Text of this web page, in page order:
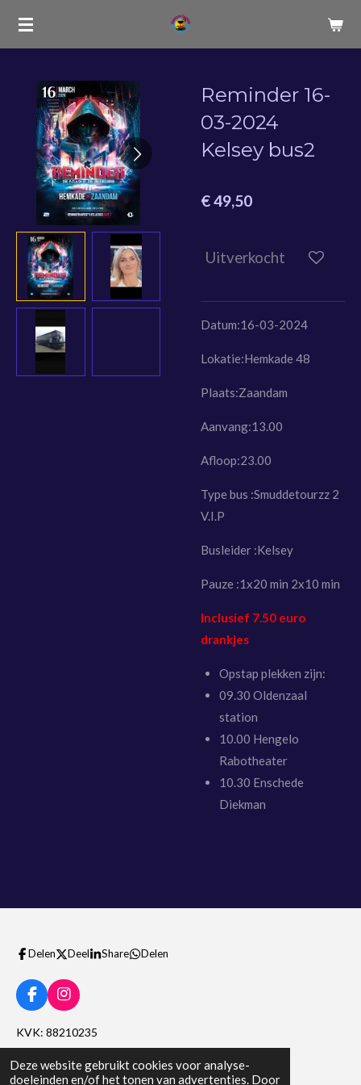
Deze website gebruikt cookies voor analyse-
doeleinden en/of het tonen van advertenties. Door
Ga
hoofdinhoud
Reminder 16-
03-2024
Kelsey bus2
€ 49,50
Uitverkocht
Datum:16-03-2024
Lokatie:Hemkade 48
Plaats:Zaandam
Aanvang:13.00
Afloop:23.00
Type bus :Smuddetourzz 2
V.I.P
Busleider :Kelsey
Pauze :1x20 min 2x10 min
Inclusief 7.50 euro
drankjes
Opstap plekken zijn:
09.30 Oldenzaal
station
10.00 Hengelo
Rabotheater
10.30 Enschede
Diekman
Delen Deel Share Delen
F
a
c
e
o
I
n
s
t
a
g
KVK: 88210235
Btw nummer: NL004564536B10